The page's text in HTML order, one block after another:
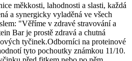
měkkosti, lahodnosti a slasti, každá
a synergicky vyladěná ve všech
"Věříme v zdravé stravování a
Bar je prostě zdravá a chutná
tyčinek.Odborníci na proteinové
tyto pochoutky známkou 11/10.